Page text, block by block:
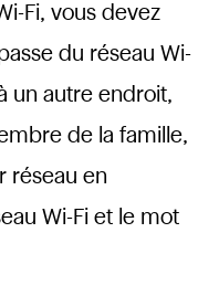
Fi, vous devez
du réseau Wi-
un autre endroit,
de la famille,
réseau en
Wi-Fi et le mot